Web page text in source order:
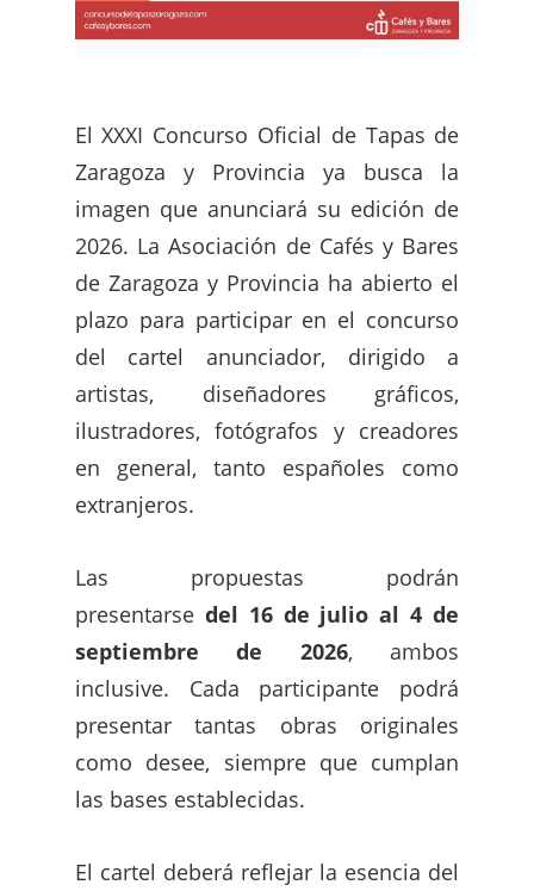
El XXXI Concurso Oficial de Tapas de
Zaragoza y Provincia ya busca la
imagen que anunciará su edición de
2026. La Asociación de Cafés y Bares
de Zaragoza y Provincia ha abierto el
plazo para participar en el concurso
del cartel anunciador, dirigido a
artistas, diseñadores gráficos,
ilustradores, fotógrafos y creadores
en general, tanto españoles como
extranjeros.
Las propuestas podrán
presentarse del 16 de julio al 4 de
septiembre de 2026, ambos
inclusive. Cada participante podrá
presentar tantas obras originales
como desee, siempre que cumplan
las bases establecidas.
El cartel deberá reflejar la esencia del